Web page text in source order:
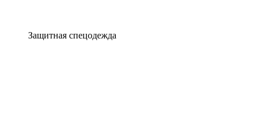
Защитная спецодежда